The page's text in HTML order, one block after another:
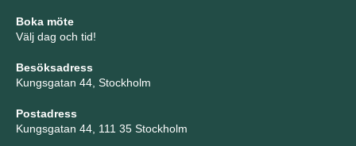
Boka möte
Välj dag och tid!
Besöksadress
Kungsgatan 44, Stockholm
Postadress
Kungsgatan 44, 111 35 Stockholm